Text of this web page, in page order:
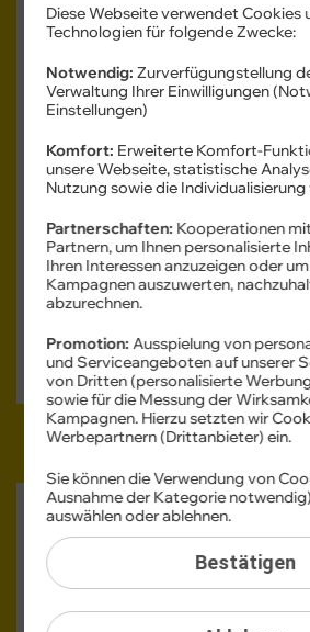
ab26,99
Einmaliger Gerätepreis
Gerät
Xiaomi
17 Ultra
Diese Webseite verwendet Cookies
Technologien für folgende Zwecke:
Notwendig: Zurverfügungstellung
Verwaltung Ihrer Einwilligungen
Einstellungen)
Komfort: Erweiterte Komfort-
unsere Webseite, statistische
Nutzung sowie die
Partnerschaften: Kooperationen
Partnern, um Ihnen personalisierte
Ihren Interessen anzuzeigen oder
Kampagnen auszuwerten,
abzurechnen.
Promotion:Ausspielung von
und Serviceangeboten auf unserer
von Dritten (personalisierte
sowie für die Messung der
Kampagnen. Hierzu setzten wir
Werbepartnern (Drittanbieter) ein.
Sie können die Verwendung von
Ausnahme der Kategorie
auswählen oder ablehnen.
Bestätigen